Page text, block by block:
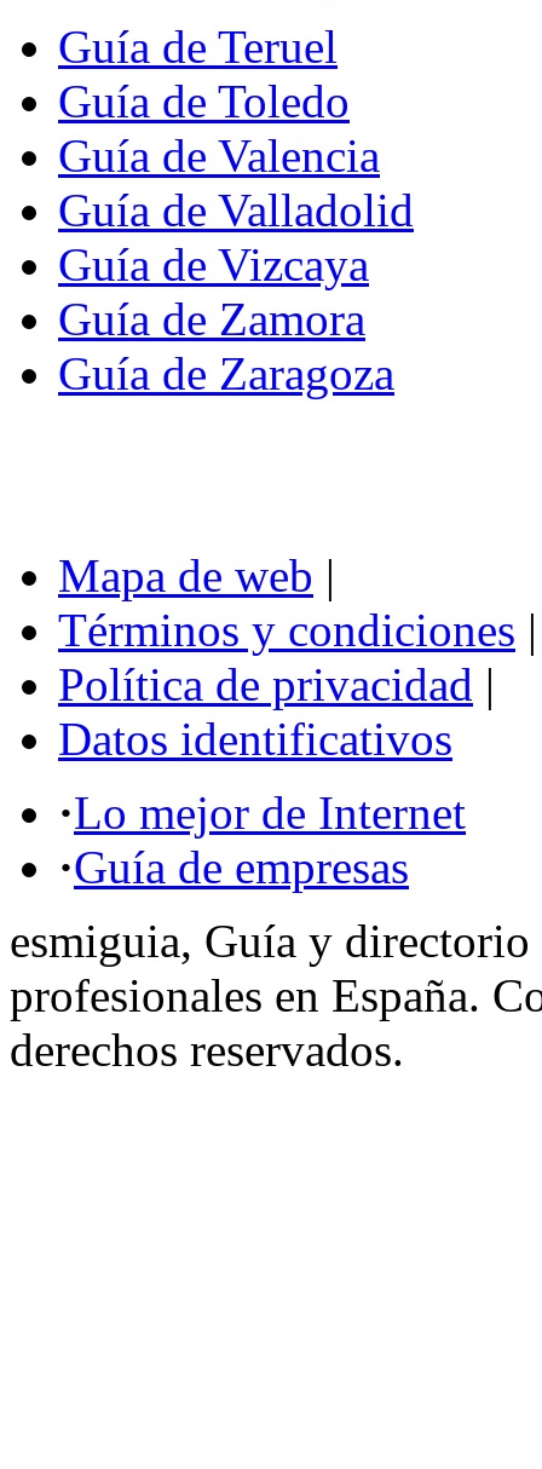
Guía de Teruel
Guía de Toledo
Guía de Valencia
Guía de Valladolid
Guía de Vizcaya
Guía de Zamora
Guía de Zaragoza
Mapa de web |
Términos y condiciones |
Política de privacidad |
Datos identificativos
·Lo mejor de Internet
·Guía de empresas
esmiguia, Guía y directorio
profesionales en España.
derechos reservados.